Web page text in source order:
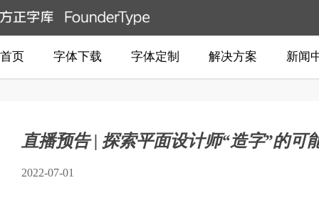
首页 字体下载 字体定制 解决方案 新闻
直播预告 | 探索平面设计师“造字”的可
2022-07-01